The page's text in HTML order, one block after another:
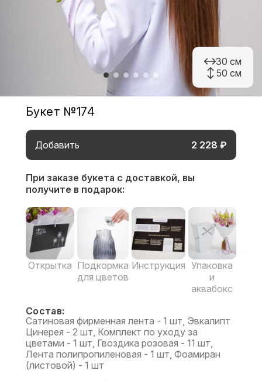
30 см
50 см
Букет №174
Добавить 2 228 ₽
При заказе букета с доставкой, вы
получите в подарок:
Открытка Подкормка
для цветов
Инструкция Упаковка
и
аквабокс
Состав:
Сатиновая фирменная лента - 1 шт, Эвкалипт
Цинерея - 2 шт, Комплект по уходу за
цветами - 1 шт, Гвоздика розовая - 11 шт,
Лента полипропиленовая - 1 шт, Фоамиран
(листовой) - 1 шт